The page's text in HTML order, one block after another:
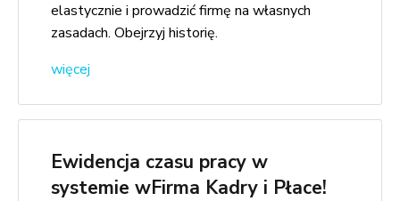
elastycznie i prowadzić firmę na własnych
zasadach. Obejrzyj historię.
więcej
Ewidencja czasu pracy w
systemie wFirma Kadry i Płace!